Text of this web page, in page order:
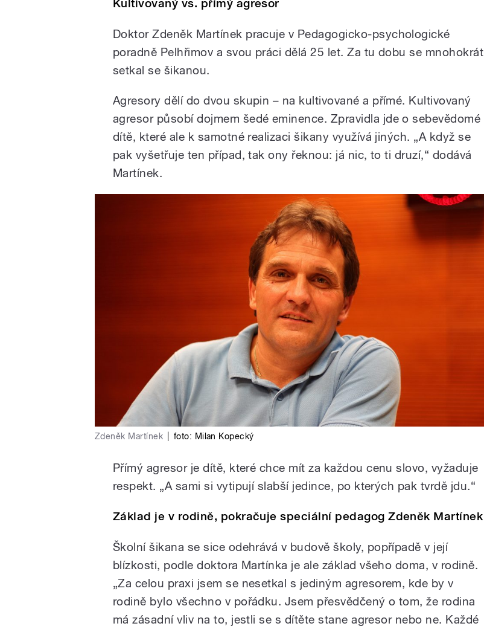
Kultivovaný vs. přímý agresor
Doktor Zdeněk Martínek pracuje v Pedagogicko-psychologické
poradně Pelhřimov a svou práci dělá 25 let. Za tu dobu se mnohokrát
setkal se šikanou.
Agresory dělí do dvou skupin – na kultivované a přímé. Kultivovaný
agresor působí dojmem šedé eminence. Zpravidla jde o sebevědomé
dítě, které ale k samotné realizaci šikany využívá jiných. „A když se
pak vyšetřuje ten případ, tak ony řeknou: já nic, to ti druzí,“ dodává
Martínek.
Zdeněk Martínek foto: Milan Kopecký
Přímý agresor je dítě, které chce mít za každou cenu slovo, vyžaduje
respekt. „A sami si vytipují slabší jedince, po kterých pak tvrdě jdu.“
Základ je v rodině, pokračuje speciální pedagog Zdeněk Martínek
Školní šikana se sice odehrává v budově školy, popřípadě v její
blízkosti, podle doktora Martínka je ale základ všeho doma, v rodině.
„Za celou praxi jsem se nesetkal s jediným agresorem, kde by v
rodině bylo všechno v pořádku. Jsem přesvědčený o tom, že rodina
má zásadní vliv na to, jestli se s dítěte stane agresor nebo ne. Každé